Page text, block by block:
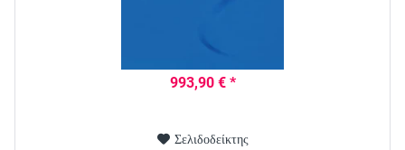
993,90 € *
Σελιδοδείκτης